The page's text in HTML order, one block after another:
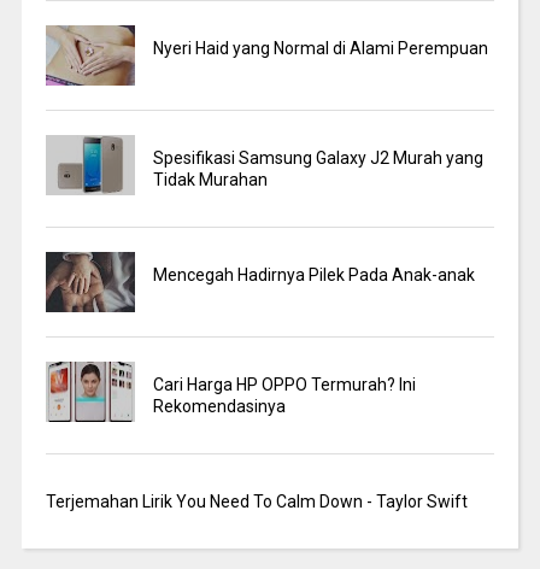
Nyeri Haid yang Normal di Alami Perempuan
Spesifikasi Samsung Galaxy J2 Murah yang
Tidak Murahan
Mencegah Hadirnya Pilek Pada Anak-anak
Cari Harga HP OPPO Termurah? Ini
Rekomendasinya
Terjemahan Lirik You Need To Calm Down - Taylor Swift